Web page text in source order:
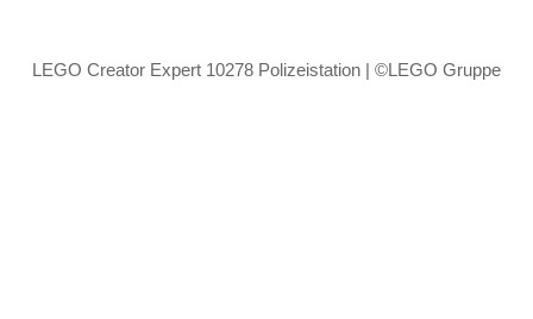
LEGO Creator Expert 10278 Polizeistation | ©LEGO Gruppe